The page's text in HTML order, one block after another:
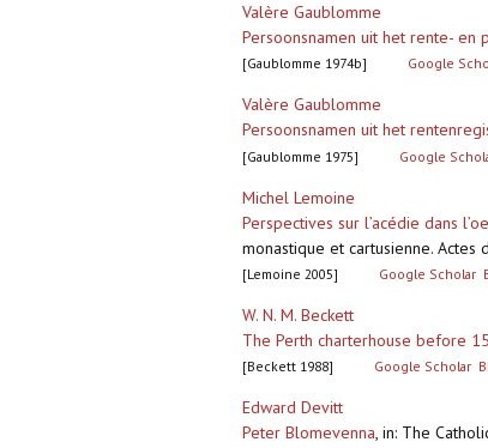
Valère Gaublomme
Persoonsnamen uit het rente- en
[Gaublomme 1974b] Google
Valère Gaublomme
Persoonsnamen uit het
[Gaublomme 1975] Google
Michel Lemoine
Perspectives sur l’acédie dans
monastique et cartusienne.
[Lemoine 2005] Google Scholar
W. N. M. Beckett
The Perth charterhouse before
[Beckett 1988] Google Scholar
Edward Devitt
Peter Blomevenna, in: The